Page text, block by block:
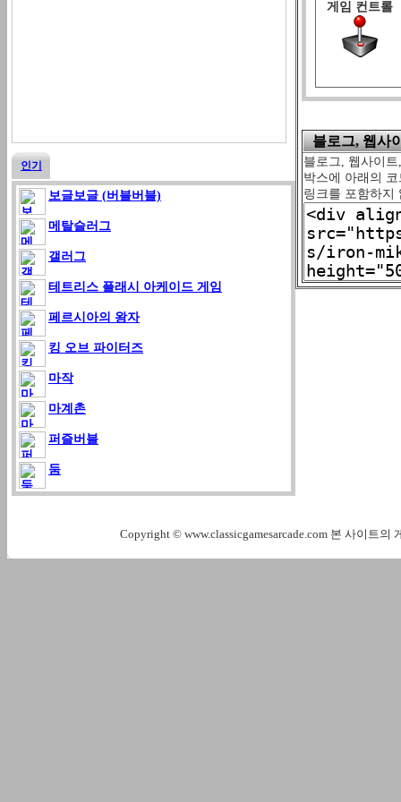
인기
보글보글 (버블버블)
메탈슬러그
갤러그
테트리스 플래시 아케이드 게임
페르시아의 왕자
킹 오브 파이터즈
마작
마계촌
퍼즐버블
둠
게임 컨트롤
블로그, 웹사
블로그, 웹사이
박스에 아래의
링크를 포함하지
Copyright © www.classicgamesarcade.com 본 사이트